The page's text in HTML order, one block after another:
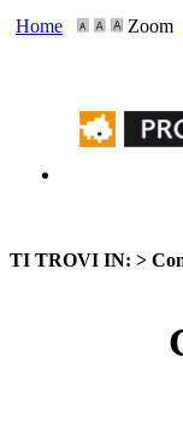
Home Zoom
TI TROVI IN: >